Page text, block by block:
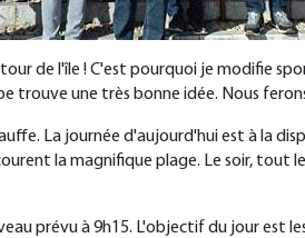
de l'île ! C'est pourquoi je modifie
trouve une très bonne idée. Nous
La journée d'aujourd'hui est à la
la magnifique plage. Le soir, tout
prévu à 9h15. L'objectif du jour est